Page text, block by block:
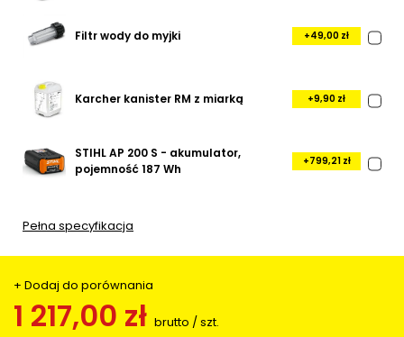
Filtr wody do myjki +49,00 zł
Karcher kanister RM z miarką +9,90 zł
STIHL AP 200 S - akumulator,
pojemność 187 Wh
+799,21 zł
Pełna specyfikacja
+ Dodaj do porównania
1 217,00 zł brutto /szt.